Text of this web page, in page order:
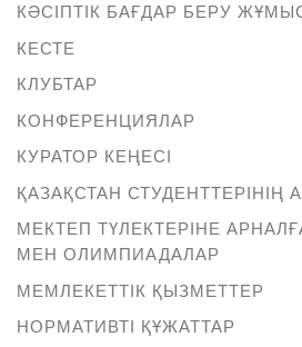
КӘСІПТІК БАҒДАР БЕРУ
КЕСТЕ
КЛУБТАР
КОНФЕРЕНЦИЯЛАР
КУРАТОР КЕҢЕСІ
ҚАЗАҚСТАН СТУДЕНТТЕРІНІҢ
МЕКТЕП ТҮЛЕКТЕРІНЕ
МЕН ОЛИМПИАДАЛАР
МЕМЛЕКЕТТІК ҚЫЗМЕТТЕР
НОРМАТИВТІ ҚҰЖАТТАР